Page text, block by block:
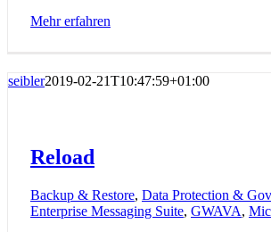
Mehr erfahren
seibler2019-02-21T10:47:59+01:00
Reload
Backup & Restore, Data Protection &
Enterprise Messaging Suite, GWAVA,